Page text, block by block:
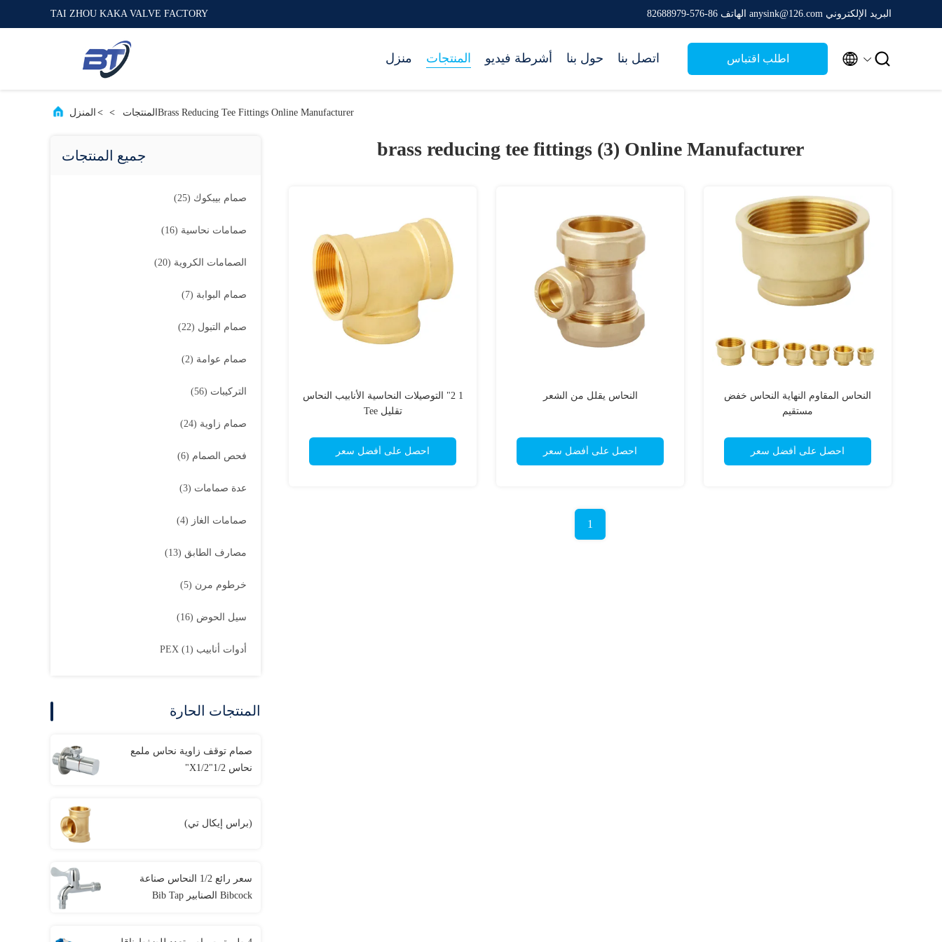
TAI ZHOU KAKA VALVE FACTORY البريد الإلكتروني anysink@126.com الهاتف 86-576-82688979
منزل المنتجات أشرطة فيديو حول بنا اتصل بنا اطلب اقتباس  
المنزل > المنتجات > Brass Reducing Tee Fittings Online Manufacturer
جميع المنتجات
صمام بيبكوك (25)
صمامات نحاسية (16)
الصمامات الكروية (20)
صمام البوابة (7)
صمام التبول (22)
صمام عوامة (2)
التركيبات (56)
صمام زاوية (24)
فحص الصمام (6)
عدة صمامات (3)
صمامات الغاز (4)
مصارف الطابق (13)
خرطوم مرن (5)
سيل الحوض (16)
أدوات أنابيب PEX (1)
المنتجات الحارة
صمام توقف زاوية نحاس ملمع
نحاس 1/2"X1/2"
(براس إيكال تي)
سعر رائع 1/2 النحاس صناعة
Bibcock الصنابير Bib Tap
brass reducing tee fittings (3) Online Manufacturer
1 2" التوصيلات النحاسية الأنابيب النحاس
تقليل Tee
احصل على أفضل سعر
النحاس يقلل من الشعر
احصل على أفضل سعر
النحاس المقاوم النهاية النحاس خفض
مستقيم
احصل على أفضل سعر
1